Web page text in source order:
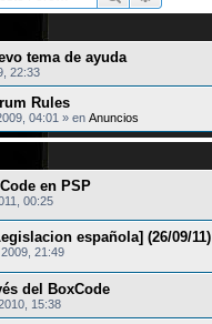
tema de ayuda
22:33
Rules
04:01 » en Anuncios
en PSP
00:25
española] (26/09/11)
21:49
del BoxCode
15:38